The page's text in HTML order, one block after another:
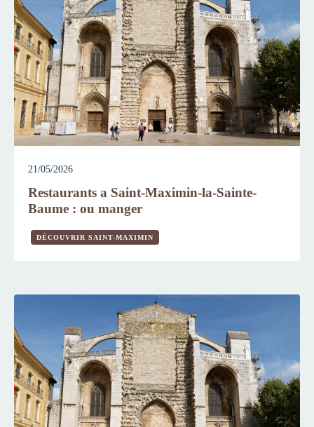
21/05/2026
Restaurants a Saint-Maximin-la-Sainte-
Baume : ou manger
DÉCOUVRIR SAINT-MAXIMIN